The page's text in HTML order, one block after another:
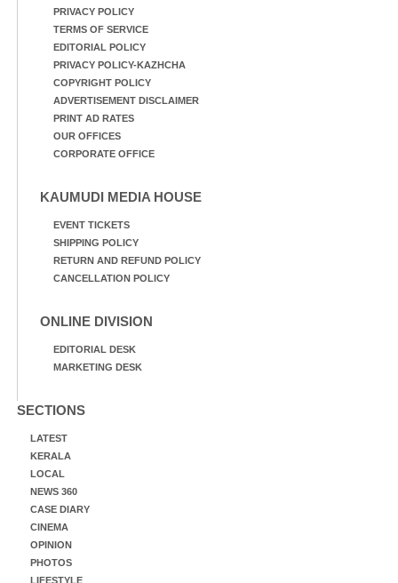
PRIVACY POLICY
TERMS OF SERVICE
EDITORIAL POLICY
PRIVACY POLICY-KAZHCHA
COPYRIGHT POLICY
ADVERTISEMENT DISCLAIMER
PRINT AD RATES
OUR OFFICES
CORPORATE OFFICE
KAUMUDI MEDIA HOUSE
EVENT TICKETS
SHIPPING POLICY
RETURN AND REFUND POLICY
CANCELLATION POLICY
ONLINE DIVISION
EDITORIAL DESK
MARKETING DESK
SECTIONS
LATEST
KERALA
LOCAL
NEWS 360
CASE DIARY
CINEMA
OPINION
PHOTOS
LIFESTYLE